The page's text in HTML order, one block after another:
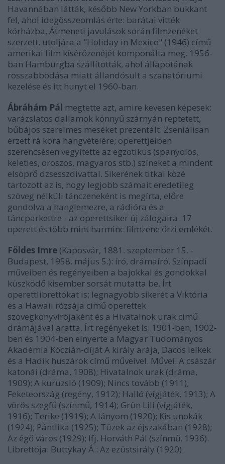
Havannában látták, később New Yorkban bukkant
fel, ahol idegösszeomlás érte: barátai vitték
kórházba. Átmeneti javulások során filmzenéket
szerzett, utoljára a "Holiday in Mexico" (1946) című
amerikai film kísérőzenéjét komponálta meg. 1956-
ban Hamburgba szállították, ahol állapotának
rosszabbodása miatt állandósult a szanatóriumi
kezelése és itt hunyt el 1960-ban.
Ábráhám Pál megtette azt, amire kevesen képesek:
varázslatos dallamok könnyű szárnyán reptetett,
bűbájos szerelmes meséket prezentált. Zseniálisan
érzett rá kora hangvételére; operettjeiben
szerencsésen vegyítette az egzotikus (spanyolos,
keleties, oroszos, magyaros stb.) színeket a mindent
elsöprő dzsesszdivattal. Sikerének titkai közé
tartozott az is, hogy legjobb számait eredetileg
szöveg nélküli tánczeneként is megírta, előre
gondolva a hanglemezre, a rádióra és a
táncparkettre - az operettsiker új zálogaira. 17
operett és több mint harminc filmzene őrzi emlékét.
Földes Imre (Kaposvár, 1881. szeptember 15. -
Budapest, 1958. május 5.): író, drámaíró. Színpadi
műveiben és regényeiben a bajokkal és gondokkal
küszködő kisember sorsát mutatta be. Írt
operettlibrettókat is; legnagyobb sikerét a Viktória
és a Hawaii rózsája című operettek
szövegkönyvírójaként és a Hivatalnok urak című
drámájával aratta. Írt regényeket is. 1901-ben, 1902-
ben és 1904-ben elnyerte a Magyar Tudományos
Akadémia Kóczián-díját A király arája, Dacos lelkek
és a Hadik huszárok című műveivel. Művei: A császár
katonái (dráma, 1908); Hivatalnok urak (dráma,
1909); A kuruzsló (1909); Nincs tovább (1911);
Feketeország (regény, 1912); Halló (vígjáték, 1913); A
vörös szegfű (színmű, 1914); Grün Lili (vígjáték,
1916); Terike (1919); A lányom (1920); Kis unokák
(1924); Pántlika (1925); Tüzek az éjszakában (1928);
Az égő város (1929); Ifj. Horváth Pál (színmű, 1936).
Librettója: Buttykay Á.: Az ezüstsirály (1920).